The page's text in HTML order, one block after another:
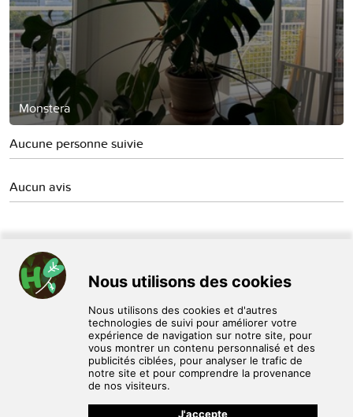
Monstera
Aucune personne suivie
Aucun avis